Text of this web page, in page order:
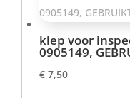
klep voor
0905149,
€ 7,50